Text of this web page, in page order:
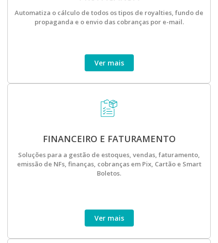
Automatiza o cálculo de todos os tipos de royalties, fundo de
propaganda e o envio das cobranças por e-mail.
Ver mais
FINANCEIRO E FATURAMENTO
Soluções para a gestão de estoques, vendas, faturamento,
emissão de NFs, finanças, cobranças em Pix, Cartão e Smart
Boletos.
Ver mais